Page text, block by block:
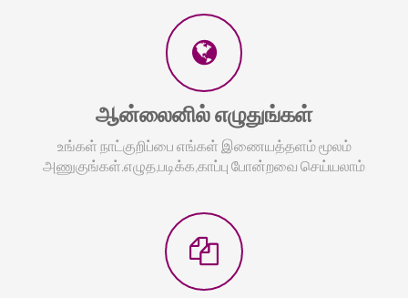
ஆன்லைனில் எழுதுங்கள்
உங்கள் நாட்குறிப்பை எங்கள் இணையத்தளம் மூலம்
அணுகுங்கள்.எழுத,படிக்க,காப்பு போன்றவை செய்யலாம்